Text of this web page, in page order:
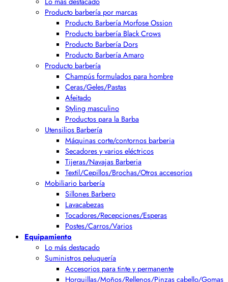
Producto barbería por marcas
Producto Barbería Morfose Ossion
Producto barbería Black Crows
Producto Barbería Dors
Producto Barbería Amaro
Producto barbería
Champús formulados para hombre
Ceras/Geles/Pastas
Afeitado
Styling masculino
Productos para la Barba
Utensilios Barbería
Máquinas corte/contornos barberia
Secadores y varios eléctricos
Tijeras/Navajas Barberia
Textil/Cepillos/Brochas/Otros accesorios
Mobiliario barbería
Sillones Barbero
Lavacabezas
Tocadores/Recepciones/Esperas
Postes/Carros/Varios
Equipamiento
Lo más destacado
Suministros peluquería
Accesorios para tinte y permanente
Horquillas/Moños/Rellenos/Pinzas cabello/Gomas